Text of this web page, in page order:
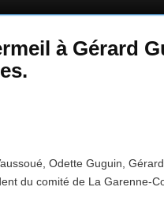
à Gérard
Odette Guguin,
du comité de La Garenne-